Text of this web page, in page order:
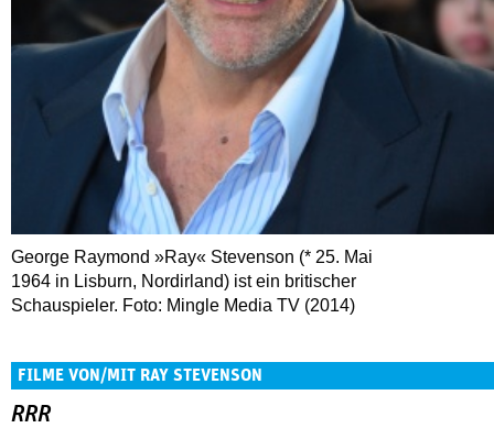
George Raymond »Ray« Stevenson (* 25. Mai
1964 in Lisburn, Nordirland) ist ein britischer
Schauspieler. Foto: Mingle Media TV (2014)
FILME VON/MIT RAY STEVENSON
RRR